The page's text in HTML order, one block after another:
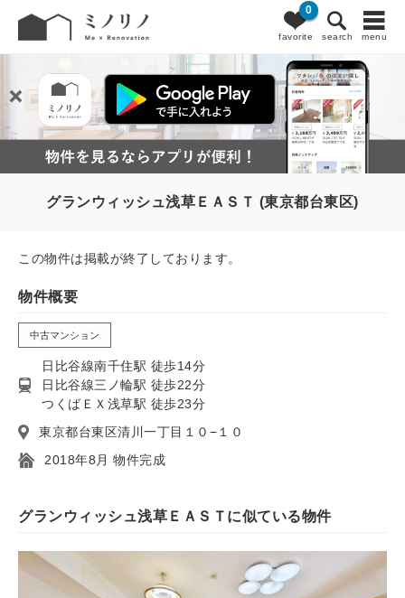
favorite
0
search menu
グランウィッシュ浅草ＥＡＳＴ (東京都台東区)
この物件は掲載が終了しております。
物件概要
中古マンション
日比谷線南千住駅 徒歩14分
日比谷線三ノ輪駅 徒歩22分
つくばＥＸ浅草駅 徒歩23分
東京都台東区清川一丁目１０−１０
2018年8月 物件完成
グランウィッシュ浅草ＥＡＳＴに似ている物件